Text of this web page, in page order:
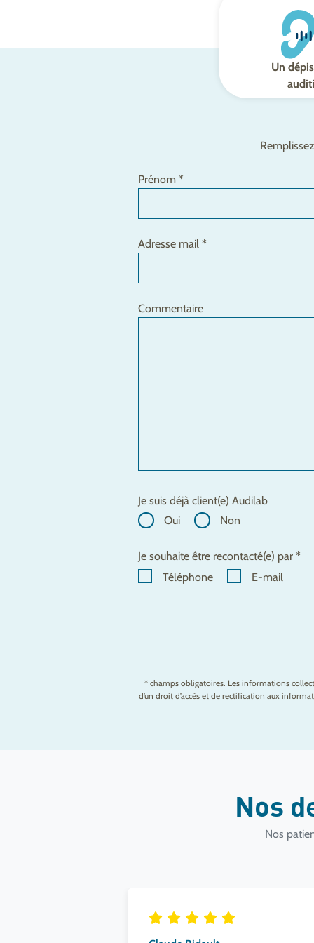
Un
Prénom *
Adresse mail *
Commentaire
Je suis déjà client(e) Audilab
Oui
Non
Je souhaite être recontacté(e) par *
Téléphone
E-mail
* champs obligatoires. Les informations
d’un droit d’accès et de rectification aux
Nos
Nos